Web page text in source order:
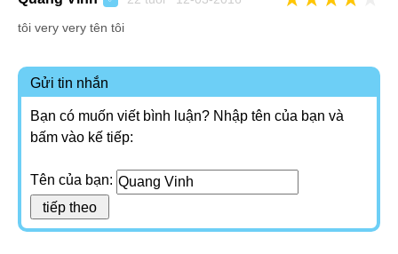
tôi very very tên tôi
Gửi tin nhắn
Bạn có muốn viết bình luận? Nhập tên của bạn và
bấm vào kế tiếp:
Tên của bạn: